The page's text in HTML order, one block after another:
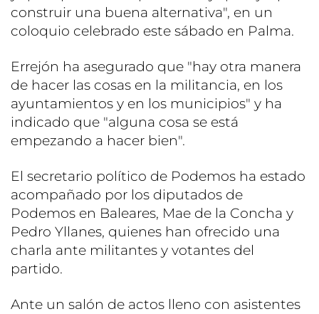
construir una buena alternativa", en un
coloquio celebrado este sábado en Palma.
Errejón ha asegurado que "hay otra manera
de hacer las cosas en la militancia, en los
ayuntamientos y en los municipios" y ha
indicado que "alguna cosa se está
empezando a hacer bien".
El secretario político de Podemos ha estado
acompañado por los diputados de
Podemos en Baleares, Mae de la Concha y
Pedro Yllanes, quienes han ofrecido una
charla ante militantes y votantes del
partido.
Ante un salón de actos lleno con asistentes